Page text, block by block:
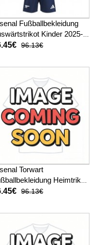
Fußballbekleidung
Kinder 2025-
Kurzarm (+ kurze hosen)
96.13€
Torwart
Heimtrikot
2025-26 Kurzarm (+
96.13€